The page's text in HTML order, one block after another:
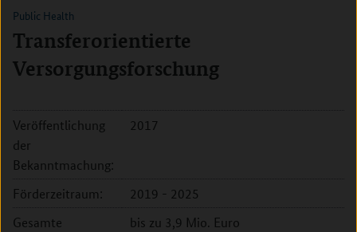
Public Health
Transferorientierte
Versorgungsforschung
Veröffentlichung
der
Bekanntmachung:
2017
Förderzeitraum:
2019 - 2025
Gesamte
bis zu 3,9 Mio. Euro